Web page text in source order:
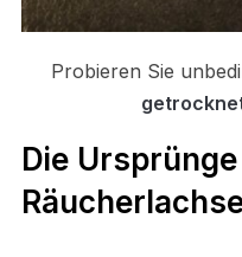
Probieren Sie
Die